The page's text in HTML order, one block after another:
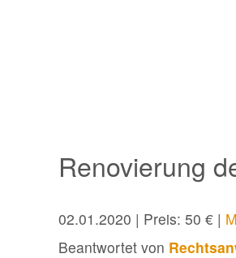
Renovierung
02.01.2020 | Preis: 50 € |
Beantwortet von